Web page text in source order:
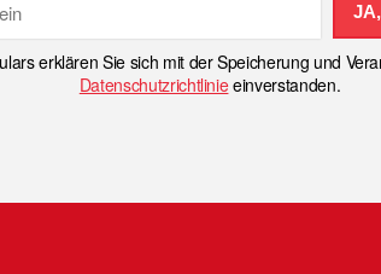
erklären Sie sich mit der Speicherung und
Datenschutzrichtlinieeinverstanden.